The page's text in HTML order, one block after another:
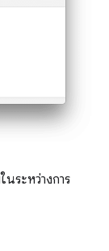
ระหว่างการ